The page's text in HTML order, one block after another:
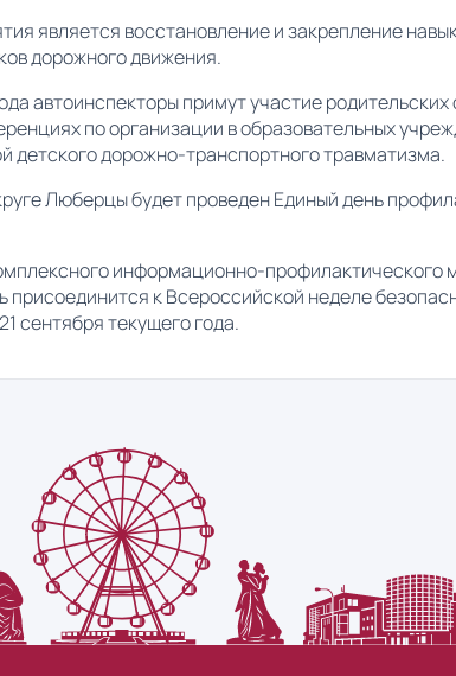
является восстановление и закрепление
дорожного движения.
автоинспекторы примут участие
по организации в образовательных
детского дорожно-транспортного травматизма.
Люберцы будет проведен Единый день
информационно-профилактического
присоединится к Всероссийской неделе
сентября текущего года.